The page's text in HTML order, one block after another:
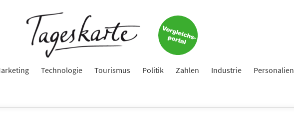
Technologie Tourismus Politik Zahlen Industrie Personalien